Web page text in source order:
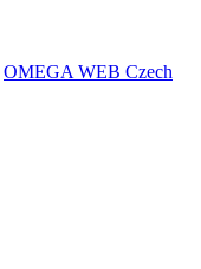
OMEGA WEB Czech